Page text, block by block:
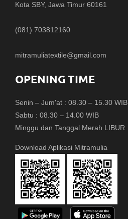
Kota SBY, Jawa Timur 60161
(081) 703812160
mitramuliatextile@gmail.com
OPENING TIME
Senin – Jum'at : 08.30 – 15.30 WIB
Sabtu : 08.30 – 14.00 WIB
Minggu dan Tanggal Merah LIBUR
Download Aplikasi Mitramulia